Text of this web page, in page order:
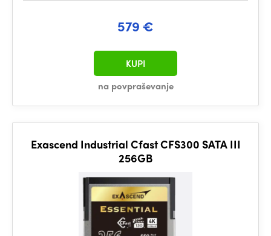
579 €
na povpraševanje
KUPI
Exascend Industrial Cfast CFS300 SATA III
256GB